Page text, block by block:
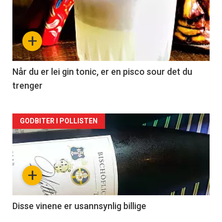
akkurat
nå
-
2
+
Når du er lei gin tonic, er en pisco sour det du
trenger
Forsiden
akkurat
nå
3
+
GODBITER I POLLISTEN
Disse vinene er usannsynlig billige